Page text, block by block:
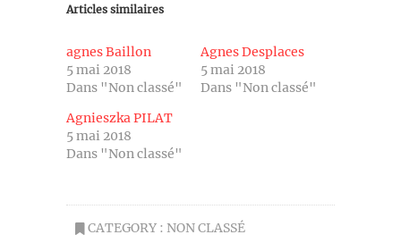
Articles similaires
agnes Baillon
5 mai 2018
Dans "Non classé"
Agnes Desplaces
5 mai 2018
Dans "Non classé"
Agnieszka PILAT
5 mai 2018
Dans "Non classé"
CATEGORY : NON CLASSÉ